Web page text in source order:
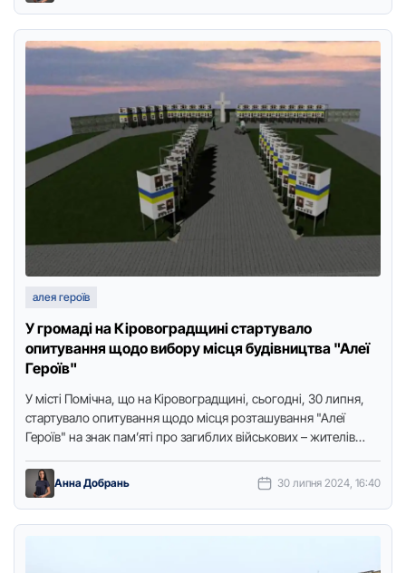
алея героїв
У громаді на Кіровоградщині стартувало
опитування щодо вибору місця будівництва "Алеї
Героїв"
У місті Помічна, що на Кіровоградщині, сьогодні, 30 липня,
стартувало опитування щодо місця розташування "Алеї
Героїв" на знак пам’яті про загиблих військових – жителів
Анна Добрань 30 липня 2024, 16:40